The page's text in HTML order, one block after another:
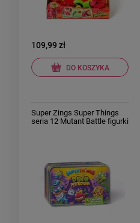
109,99 zł
DO KOSZYKA
Super Zings Super Things
seria 12 Mutant Battle figurki